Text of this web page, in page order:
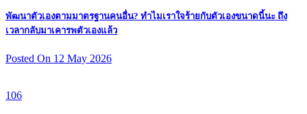
พัฒนาตัวเองตามมาตรฐานคนอื่น? ทำไมเราใจร้ายกับตัวเองขนาดนี้นะ ถึง
เวลากลับมาเคารพตัวเองแล้ว
Posted On 12 May 2026
106